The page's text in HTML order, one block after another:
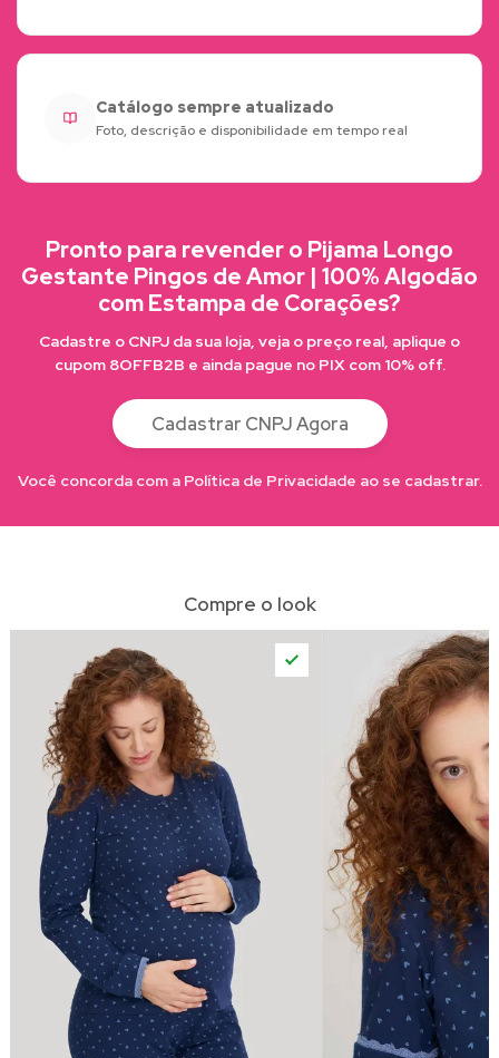
Catálogo sempre atualizado
Foto, descrição e disponibilidade em tempo real
Pronto para revender o Pijama Longo
Gestante Pingos de Amor | 100% Algodão
com Estampa de Corações?
Cadastre o CNPJ da sua loja, veja o preço real, aplique o
cupom 8OFFB2B e ainda pague no PIX com 10% off.
Cadastrar CNPJ Agora
Você concorda com a Política de Privacidade ao se cadastrar.
Compre o look